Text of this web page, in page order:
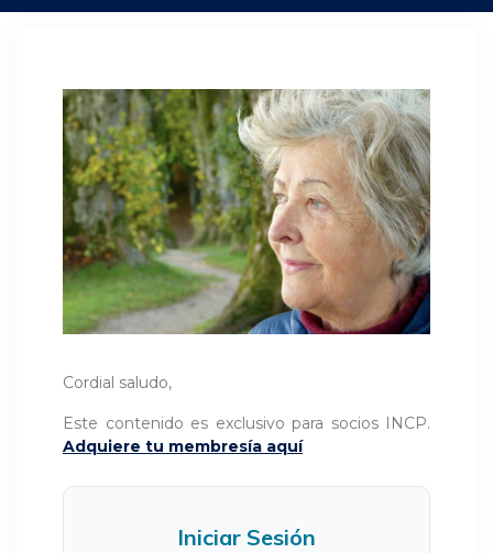
Cordial saludo,
Este contenido es exclusivo para socios INCP.
Adquiere tu membresía aquí
Iniciar Sesión